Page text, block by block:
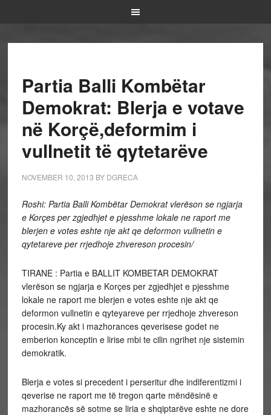
Partia Balli Kombëtar
Demokrat: Blerja e votave
në Korçë,deformim i
vullnetit të qytetarëve
NOVEMBER 10, 2013 BY DGRECA
Roshi: Partia Balli Kombëtar Demokrat vlerëson se ngjarja
e Korçes per zgjedhjet e pjesshme lokale ne raport me
blerjen e votes eshte nje akt qe deformon vullnetin e
qytetareve per rrjedhoje zhvereson procesin/
TIRANE : Partia e BALLIT KOMBETAR DEMOKRAT
vlerëson se ngjarja e Korçes per zgjedhjet e pjesshme
lokale ne raport me blerjen e votes eshte nje akt qe
deformon vullnetin e qyteyareve per rrjedhoje zhvereson
procesin.Ky akt i mazhorances qeverisese godet ne
emberion konceptin e lirise mbi te cilin ngrihet nje sistemin
demokratik.
Blerja e votes si precedent i perseritur dhe indiferentizmi i
qeverise ne raport me të tregon qarte mëndësinë e
mazhorancës së sotme se liria e shqiptarëve eshte ne dore